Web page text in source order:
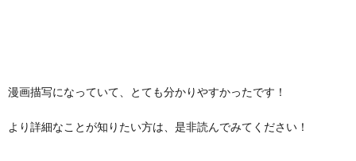
漫画描写になっていて、とても分かりやすかったです！
より詳細なことが知りたい方は、是非読んでみてください！